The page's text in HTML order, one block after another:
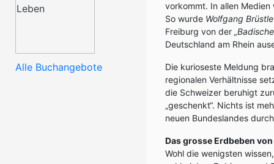
Alle Buchangebote
vorkommt. In allen
So wurde Wolfgang
Freiburg von der
Deutschland am Rhein
Die kurioseste Meldung
regionalen Verhältnisse
die Schweizer beruhigt
„geschenkt“. Nichts ist
neuen Bundeslandes
Das grosse Erdbeben von
Wohl die wenigsten